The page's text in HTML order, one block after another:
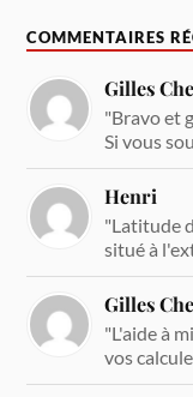
COMMENTAIRES
Gilles
"Bravo et
Si vous
Henri
"Latitude
situé à
Gilles
"L'aide à
vos